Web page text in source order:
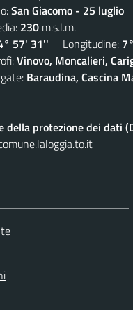
San Giacomo - 25 luglio
230 m.s.l.m.
57' 31'' Longitudine:
Vinovo, Moncalieri,
Baraudina, Cascina
della protezione dei dati